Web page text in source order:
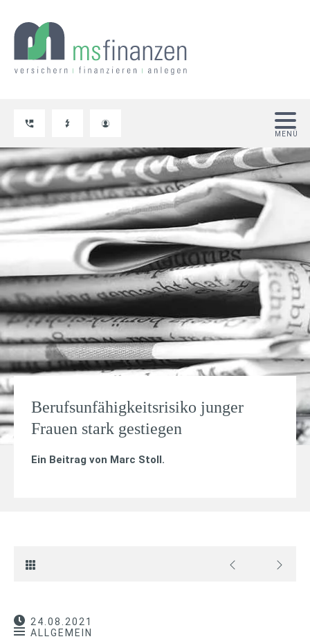
Berufsunfähigkeitsrisiko junger
Frauen stark gestiegen
Ein Beitrag von Marc Stoll.
24.08.2021
ALLGEMEIN